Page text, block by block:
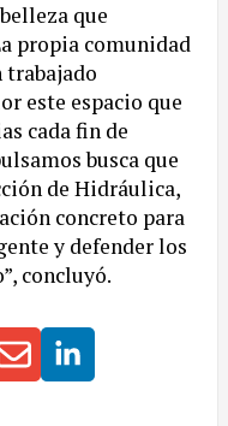
que
propia comunidad
trabajado
este espacio que
cada fin de
busca que
de Hidráulica,
concreto para
y defender los
concluyó.